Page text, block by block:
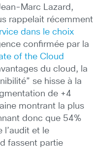
Marc Lazard,
rappelait récemment
dans le choix
confirmée par la
of the Cloud
du cloud, la
se hisse à la
de +4
montrant la plus
donc que 54%
l’audit et le
fassent partie